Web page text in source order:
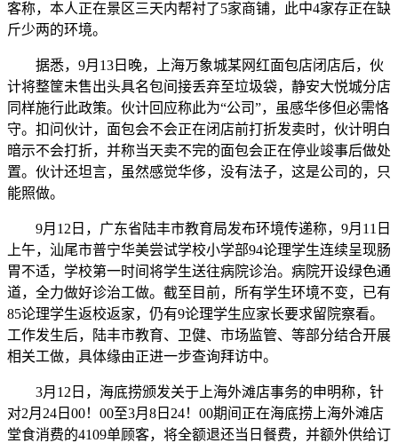
客称，本人正在景区三天内帮衬了5家商铺，此中4家存正在缺
斤少两的环境。
据悉，9月13日晚，上海万象城某网红面包店闭店后，伙
计将整筐未售出头具名包间接丢弃至垃圾袋，静安大悦城分店
同样施行此政策。伙计回应称此为“公司”，虽感华侈但必需恪
守。扣问伙计，面包会不会正在闭店前打折发卖时，伙计明白
暗示不会打折，并称当天卖不完的面包会正在停业竣事后做处
置。伙计还坦言，虽然感觉华侈，没有法子，这是公司的，只
能照做。
9月12日，广东省陆丰市教育局发布环境传递称，9月11日
上午，汕尾市普宁华美尝试学校小学部94论理学生连续呈现肠
胃不适，学校第一时间将学生送往病院诊治。病院开设绿色通
道，全力做好诊治工做。截至目前，所有学生环境不变，已有
85论理学生返校返家，仍有9论理学生应家长要求留院察看。
工作发生后，陆丰市教育、卫健、市场监管、等部分结合开展
相关工做，具体缘由正进一步查询拜访中。
3月12日，海底捞颁发关于上海外滩店事务的申明称，针
对2月24日00！00至3月8日24！00期间正在海底捞上海外滩店
堂食消费的4109单顾客，将全额退还当日餐费，并额外供给订